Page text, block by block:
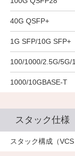
40G QSFP+
1G SFP/10G SFP+
100/1000/2.5G/5G/
1000/10GBASE-T
－
－
－
－
スタック仕様
スタック構成（VCS
8